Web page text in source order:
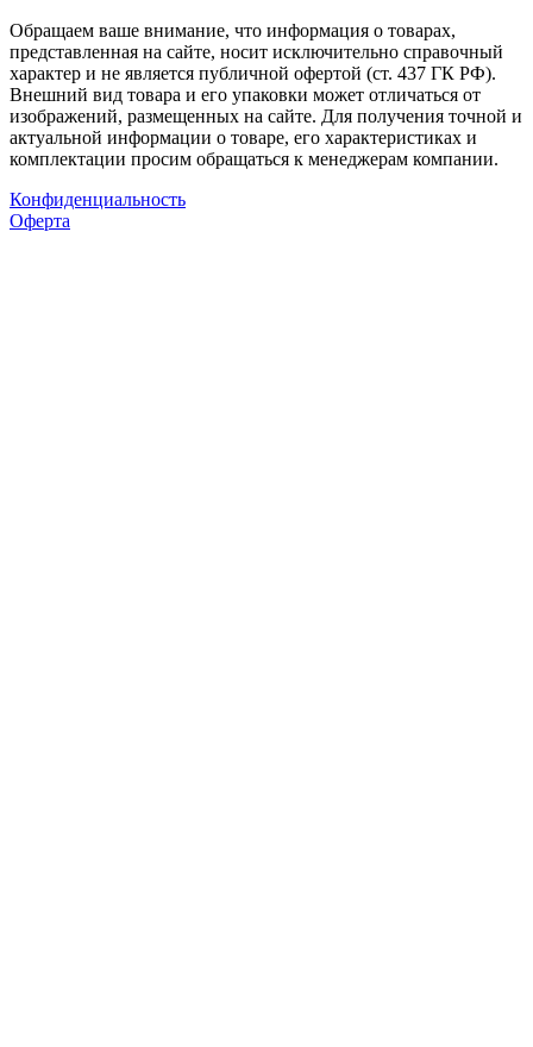
Обращаем ваше внимание, что информация о товарах,
представленная на сайте, носит исключительно справочный
характер и не является публичной офертой (ст. 437 ГК РФ).
Внешний вид товара и его упаковки может отличаться от
изображений, размещенных на сайте. Для получения точной и
актуальной информации о товаре, его характеристиках и
комплектации просим обращаться к менеджерам компании.
Конфиденциальность
Оферта